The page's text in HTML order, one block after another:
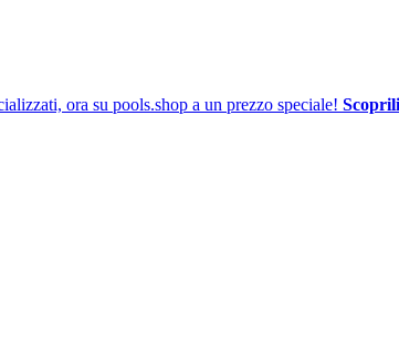
ora su pools.shop a un prezzo speciale!